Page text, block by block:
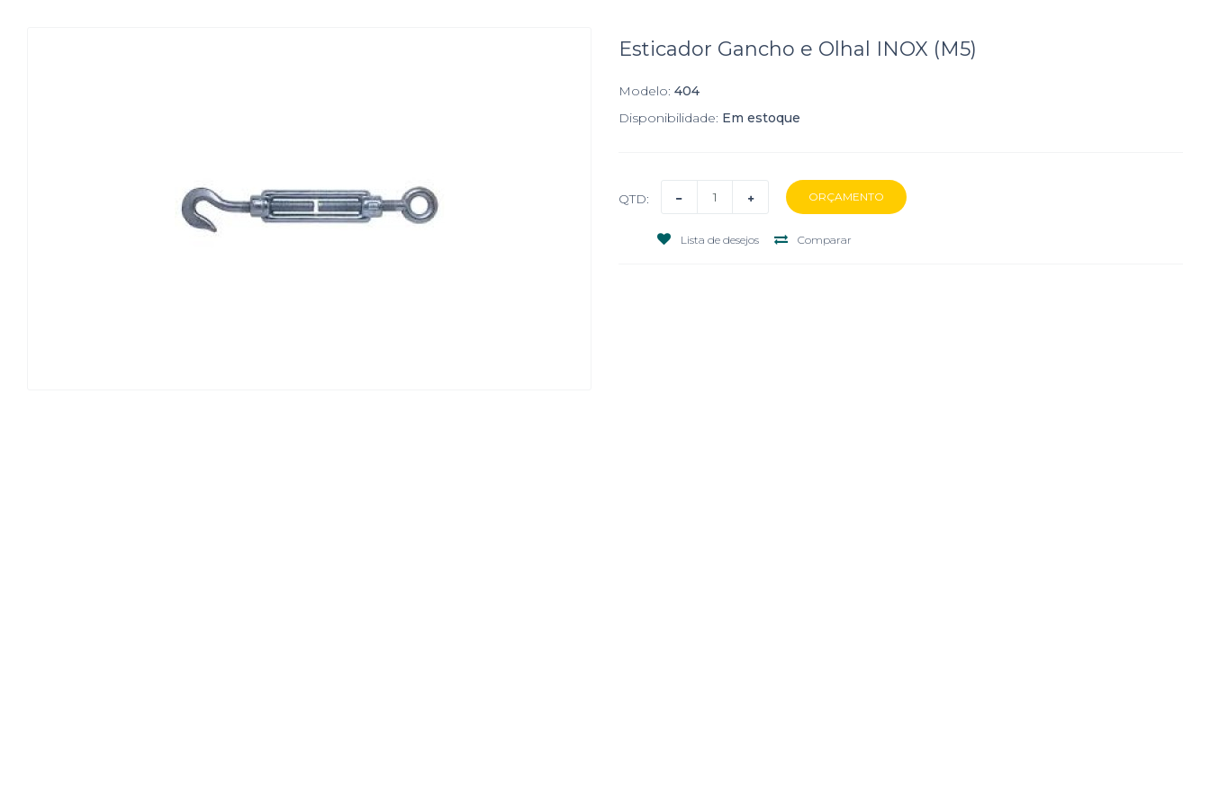
Esticador Gancho e Olhal INOX (M5)
Modelo: 404
Disponibilidade: Em estoque
QTD:
Lista de desejos Comparar